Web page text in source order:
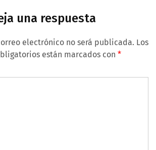
una respuesta
electrónico no será publicada. Los
están marcados con *